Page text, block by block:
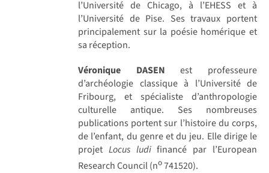
l’Université de Chicago, à l’EHESS et à
l’Université de Pise. Ses travaux portent
principalement sur la poésie homérique et
sa réception.
Véronique DASEN est professeure
d’archéologie classique à l’Université de
Fribourg, et spécialiste d’anthropologie
culturelle antique. Ses nombreuses
publications portent sur l’histoire du corps,
de l’enfant, du genre et du jeu. Elle dirige le
projet Locus ludifinancé par l’European
Research Council (no741520).